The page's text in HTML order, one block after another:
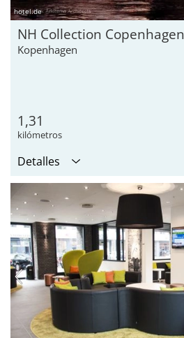
hotel.de
NH Collection Copenhagen
Kopenhagen
1,31
kilómetros
Detalles